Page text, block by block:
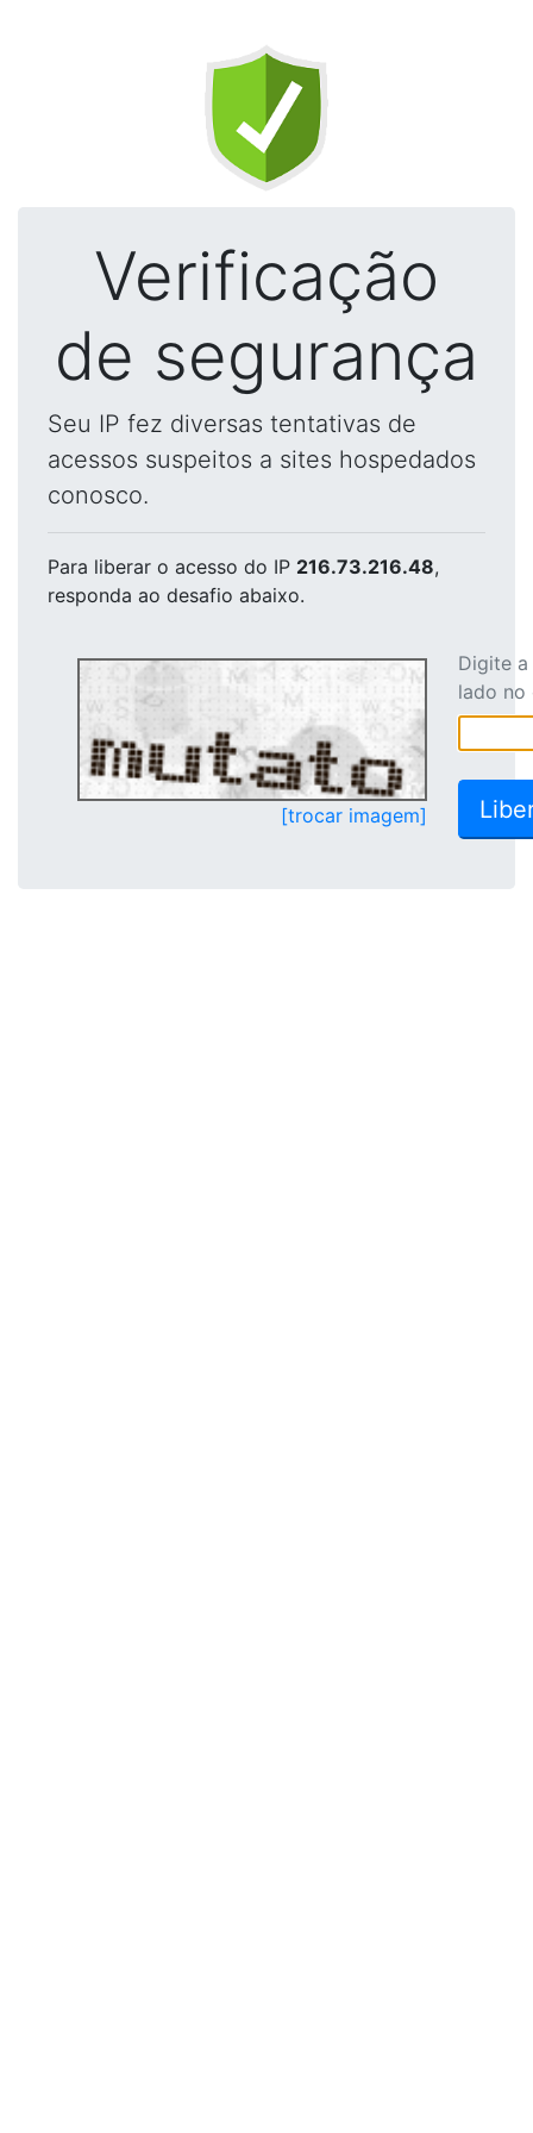
Verificação
de segurança
Seu IP fez diversas tentativas de
acessos suspeitos a sites hospedados
conosco.
Para liberar o acesso do IP 216.73.216.48,
responda ao desafio abaixo.
[trocar imagem]
Digite
lado no